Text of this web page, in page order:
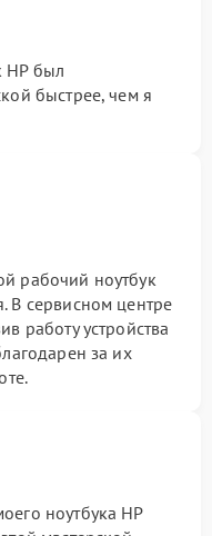
HP был
быстрее, чем я
рабочий ноутбук
В сервисном центре
работу устройства
за их
ноутбука HP